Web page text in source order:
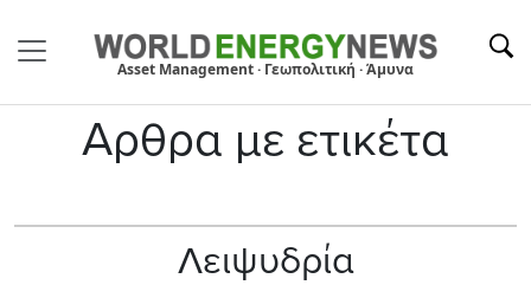
Asset Management · Γεωπολιτική · Άμυνα
Αρθρα με ετικέτα
Λειψυδρία